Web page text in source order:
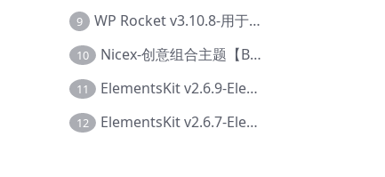
9 WP Rocket v3.10.8-用于wordpress速度优化的缓存加速插件【Cd-0019】
10 Nicex-创意组合主题【Be-0092】
11 ElementsKit v2.6.9-Elementor插件【Ab-0161】
12 ElementsKit v2.6.7-Elementor插件【Ab-0162】